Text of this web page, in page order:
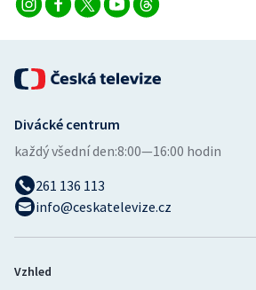
Volejbal
Divácké centrum
každý všední den:8:00—16:00 hodin
261 136 113
info@ceskatelevize.cz
Vzhled